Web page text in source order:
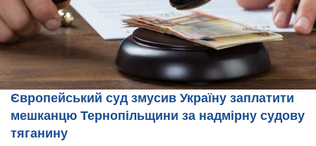
Європейський суд змусив Україну заплатити
мешканцю Тернопільщини за надмірну судову
тяганину